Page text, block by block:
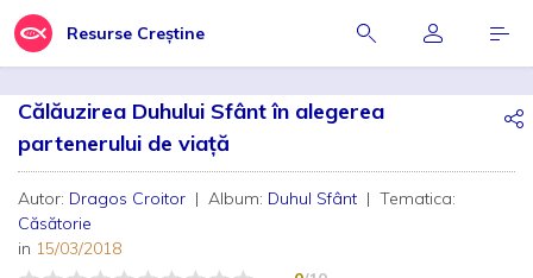
Resurse Creștine
Călăuzirea Duhului Sfânt în alegerea
partenerului de viață
Autor: Dragos Croitor | Album: Duhul Sfânt | Tematica:
Căsătorie
in 15/03/2018